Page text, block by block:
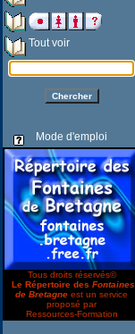
Tout voir
Mode d'emploi
Tous droits réservés©
Le Répertoire des Fontaines
de Bretagne est un service
proposé par
Ressources-Formation